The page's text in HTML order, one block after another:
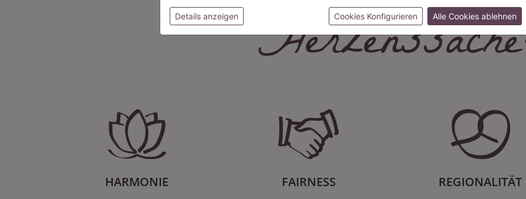
HARMONIE FAIRNESS REGIONALITÄT
Details anzeigen Cookies Konfigurieren Alle Cookies ablehnen